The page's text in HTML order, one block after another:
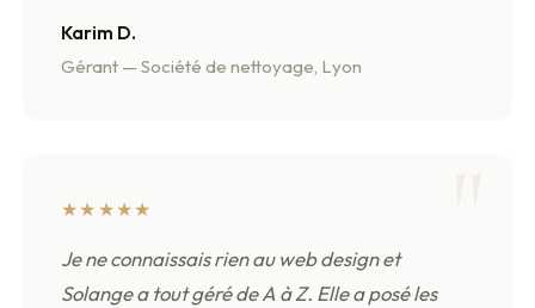
Karim D.
Gérant — Société de nettoyage, Lyon
★★★★★
Je ne connaissais rien au web design et
Solange a tout géré de A à Z. Elle a posé les